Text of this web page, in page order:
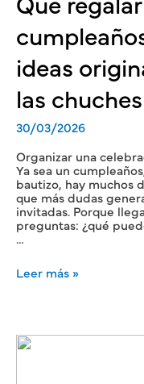
ideas
las chuches
30/03/2026
Organizar una
Ya sea un
bautizo, hay muchos
que más dudas
invitadas. Porque
preguntas: ¿qué
…
Leer más »